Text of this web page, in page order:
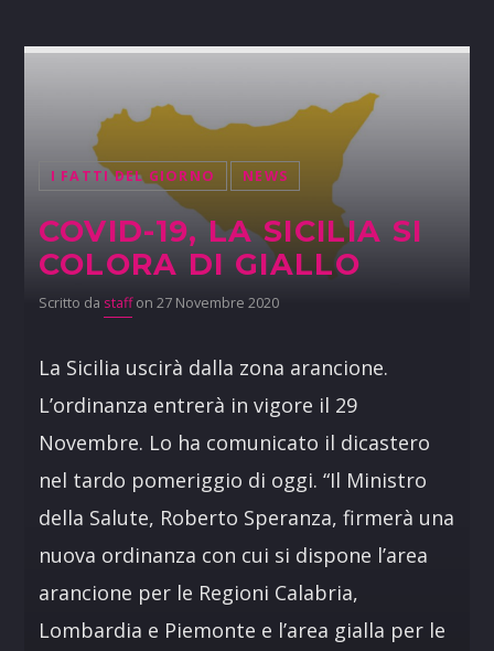
I FATTI DEL GIORNO NEWS
COVID-19, LA SICILIA SI
COLORA DI GIALLO
Scritto da staffon 27 Novembre 2020
La Sicilia uscirà dalla zona arancione.
L’ordinanza entrerà in vigore il 29
Novembre. Lo ha comunicato il dicastero
nel tardo pomeriggio di oggi. “Il Ministro
della Salute, Roberto Speranza, firmerà una
nuova ordinanza con cui si dispone l’area
arancione per le Regioni Calabria,
Lombardia e Piemonte e l’area gialla per le